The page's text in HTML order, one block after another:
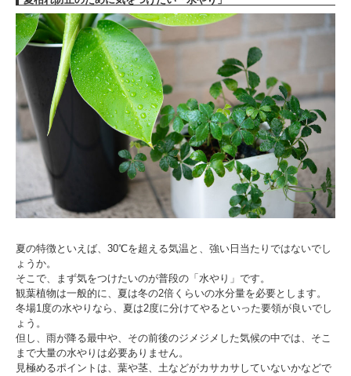
夏の特徴といえば、30℃を超える気温と、強い日当たりではないでし
ょうか。
そこで、まず気をつけたいのが普段の「水やり」です。
観葉植物は一般的に、夏は冬の2倍くらいの水分量を必要とします。
冬場1度の水やりなら、夏は2度に分けてやるといった要領が良いでし
ょう。
但し、雨が降る最中や、その前後のジメジメした気候の中では、そこ
まで大量の水やりは必要ありません。
見極めるポイントは、葉や茎、土などがカサカサしていないかなどで